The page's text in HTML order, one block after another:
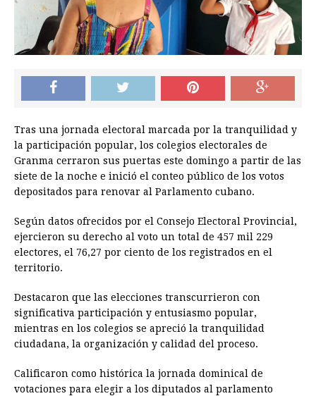
Tras una jornada electoral marcada por la tranquilidad y
la participación popular, los colegios electorales de
Granma cerraron sus puertas este domingo a partir de las
siete de la noche e inició el conteo público de los votos
depositados para renovar al Parlamento cubano.
Según datos ofrecidos por el Consejo Electoral Provincial,
ejercieron su derecho al voto un total de 457 mil 229
electores, el 76,27 por ciento de los registrados en el
territorio.
Destacaron que las elecciones transcurrieron con
significativa participación y entusiasmo popular,
mientras en los colegios se apreció la tranquilidad
ciudadana, la organización y calidad del proceso.
Calificaron como histórica la jornada dominical de
votaciones para elegir a los diputados al parlamento